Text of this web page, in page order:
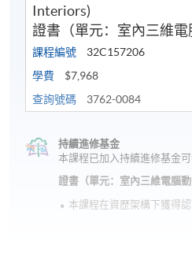
Interiors)
證書（單元：室內三維電
課程編號
32C157206
學費
$7,968
查詢號碼
3762-0084
持續進修基金
本課程已加入持續進修基金
證書（單元：室內三維電腦動
本課程在資歴架構下獲得